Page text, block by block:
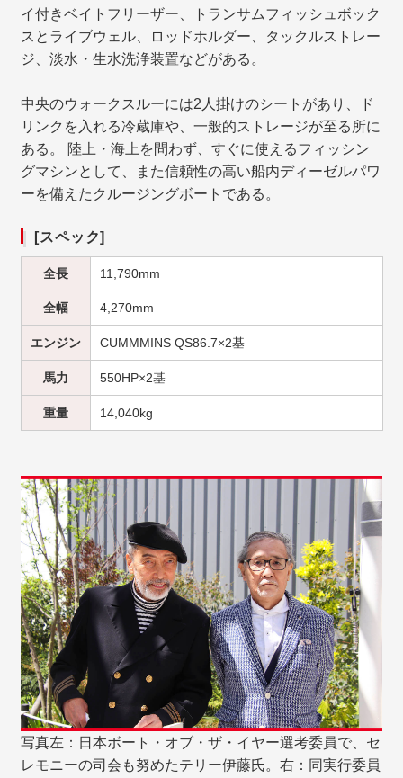
イ付きベイトフリーザー、トランサムフィッシュボック
スとライブウェル、ロッドホルダー、タックルストレー
ジ、淡水・生水洗浄装置などがある。
中央のウォークスルーには2人掛けのシートがあり、ド
リンクを入れる冷蔵庫や、一般的ストレージが至る所に
ある。 陸上・海上を問わず、すぐに使えるフィッシン
グマシンとして、また信頼性の高い船内ディーゼルパワ
ーを備えたクルージングボートである。
[スペック]
全長 11,790mm
全幅 4,270mm
エンジン CUMMMINS QS86.7×2基
馬力 550HP×2基
重量 14,040kg
写真左：日本ボート・オブ・ザ・イヤー選考委員で、セ
レモニーの司会も努めたテリー伊藤氏。右：同実行委員